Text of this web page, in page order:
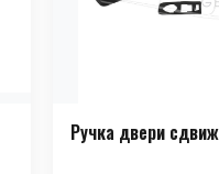
Ручка двери